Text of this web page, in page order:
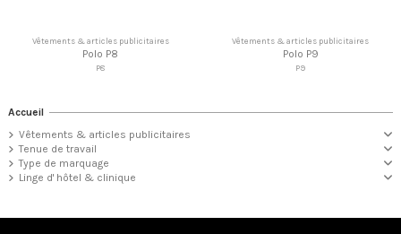
Vêtements & articles publicitaires
Polo P8
P8
Vêtements & articles publicitaires
Polo P9
P9
Accueil
Vêtements & articles publicitaires
Tenue de travail
Type de marquage
Linge d' hôtel & clinique